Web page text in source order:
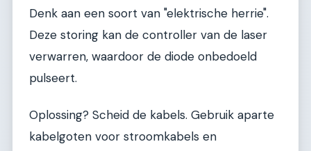
Denk aan een soort van "elektrische herrie".
Deze storing kan de controller van de laser
verwarren, waardoor de diode onbedoeld
pulseert.
Oplossing? Scheid de kabels. Gebruik aparte
kabelgoten voor stroomkabels en